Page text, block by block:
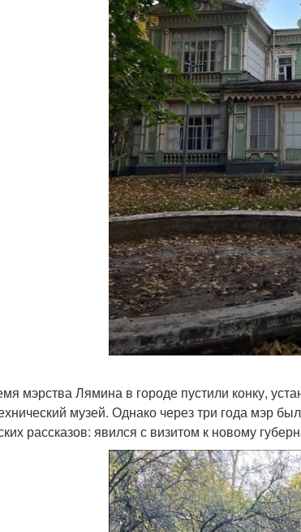
мэрства Лямина в городе пустили конку,
музей. Однако через три года мэр
рассказов: явился с визитом к новому